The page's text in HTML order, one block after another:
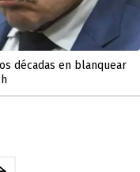
décadas en blanquear